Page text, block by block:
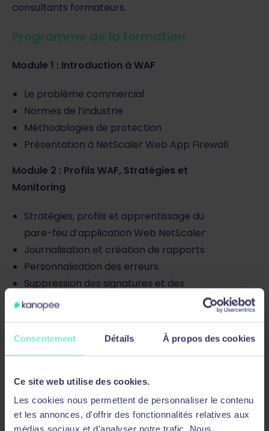
Consentement Détails À propos des cookies
Ce site web utilise des cookies.
Les cookies nous permettent de personnaliser le contenu
et les annonces, d'offrir des fonctionnalités relatives aux
médias sociaux et d'analyser notre trafic. Nous
consultants formateurs.
Programme de la formation
Module 1 : Introduction à WAF
Le problème commercial
Normes de l’industrie
Méthodologies de protection
Présentation à NetScaler Web App Firewall
Module 2 : Profils WAF, Stratégies et
Monitoring
Stratégies, profils et apprentissage du
pare-feu d’application Web NetScaler
Journalisation et création de rapports
Personnalisation des erreurs
Suppression des signatures et des
commentaires
Contrôles de sécurité et flux de données
Protections de niveau supérieur
Contrôles avancés de protection des
formulaires